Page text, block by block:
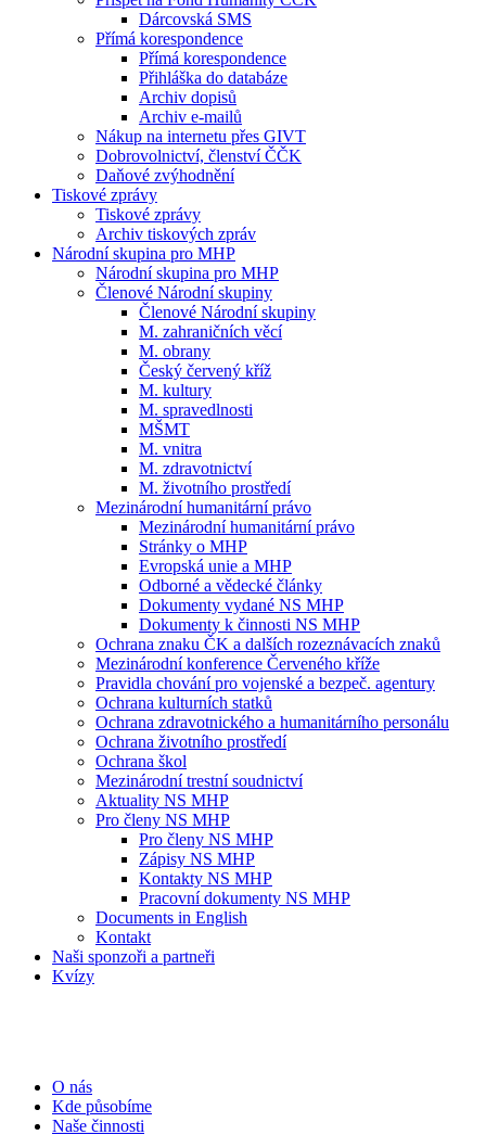
Dárcovská SMS
Přímá korespondence
Přímá korespondence
Přihláška do databáze
Archiv dopisů
Archiv e-mailů
Nákup na internetu přes GIVT
Dobrovolnictví, členství ČČK
Daňové zvýhodnění
Tiskové zprávy
Tiskové zprávy
Archiv tiskových zpráv
Národní skupina pro MHP
Národní skupina pro MHP
Členové Národní skupiny
Členové Národní skupiny
M. zahraničních věcí
M. obrany
Český červený kříž
M. kultury
M. spravedlnosti
MŠMT
M. vnitra
M. zdravotnictví
M. životního prostředí
Mezinárodní humanitární právo
Mezinárodní humanitární právo
Stránky o MHP
Evropská unie a MHP
Odborné a vědecké články
Dokumenty vydané NS MHP
Dokumenty k činnosti NS MHP
Ochrana znaku ČK a dalších rozeznávacích znaků
Mezinárodní konference Červeného kříže
Pravidla chování pro vojenské a bezpeč. agentury
Ochrana kulturních statků
Ochrana zdravotnického a humanitárního personálu
Ochrana životního prostředí
Ochrana škol
Mezinárodní trestní soudnictví
Aktuality NS MHP
Pro členy NS MHP
Pro členy NS MHP
Zápisy NS MHP
Kontakty NS MHP
Pracovní dokumenty NS MHP
Documents in English
Kontakt
Naši sponzoři a partneři
Kvízy
O nás
Kde působíme
Naše činnosti